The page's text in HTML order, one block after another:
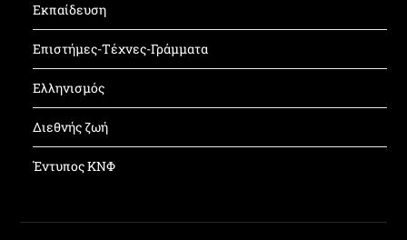
Εκπαίδευση
Επιστήμες-Τέχνες-Γράμματα
Ελληνισμός
Διεθνής ζωή
Έντυπος ΚΝΦ